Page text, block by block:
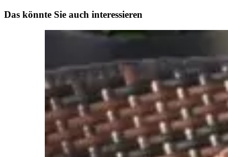
Das könnte Sie auch interessieren